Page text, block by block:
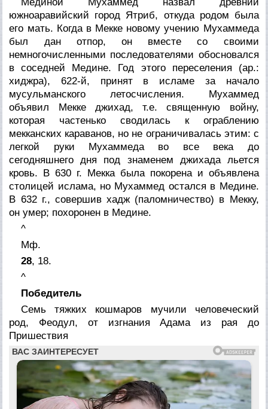
южноаравийский город Ятриб, откуда родом была
его мать. Когда в Мекке новому учению Мухаммеда
был дан отпор, он вместе со своими
немногочисленными последователями обосновался
в соседней Медине. Год этого переселения (ар.:
хиджра), 622-й, принят в исламе за начало
мусульманского летосчисления. Мухаммед
объявил Мекке джихад, т.е. священную войну,
которая частенько сводилась к ограблению
мекканских караванов, но не ограничивалась этим: с
легкой руки Мухаммеда во все века до
сегодняшнего дня под знаменем джихада льется
кровь. В 630 г. Мекка была покорена и объявлена
столицей ислама, но Мухаммед остался в Медине.
В 632 г., совершив хадж (паломничество) в Мекку,
он умер; похоронен в Медине.
^
Мф.
28, 18.
^
Победитель
Семь тяжких кошмаров мучили человеческий
род, Феодул, от изгнания Адама из рая до
Пришествия